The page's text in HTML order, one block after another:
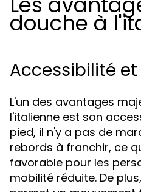
douche à
Accessibilité
L'un des avantages
l'italienne est son
pied, il n'y a pas de
rebords à franchir, ce
favorable pour les
mobilité réduite. De